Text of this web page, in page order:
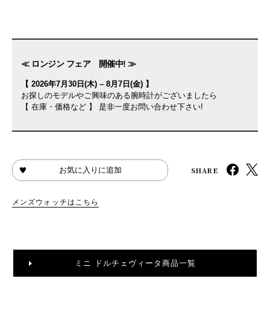
≪ ロンジン フェア 開催中! ≫
【 2026年7月30日(木) – 8月7日(金) 】
お探しのモデルやご興味のある腕時計がございましたら
【 在庫・価格など 】 是非一度お問い合わせ下さい!
お気に入りに追加 SHARE
メンズウォッチはこちら
ミニ ドルチェヴィータ商品一覧